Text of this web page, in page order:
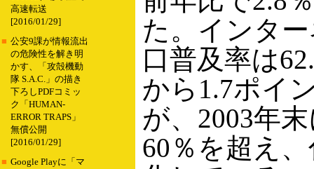
高速転送
[2016/01/29]
■ 公安9課が情報流出
の危険性を解き明
かす、「攻殻機動
隊 S.A.C.」の描き
下ろしPDFコミッ
ク「HUMAN-
ERROR TRAPS」
無償公開
[2016/01/29]
■ Google Playに「マ
た。インタ
口普及率は
から1.7ポイ
が、2003年
60％を超え